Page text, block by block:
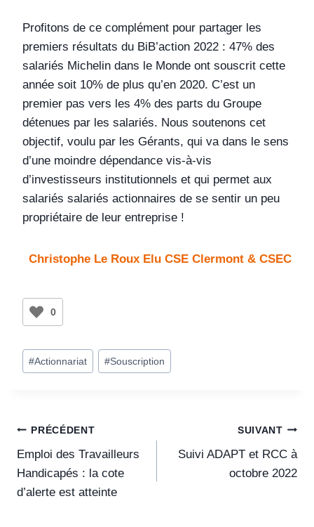
Profitons de ce complément pour partager les
premiers résultats du BiB’action 2022 : 47% des
salariés Michelin dans le Monde ont souscrit cette
année soit 10% de plus qu’en 2020. C’est un
premier pas vers les 4% des parts du Groupe
détenues par les salariés. Nous soutenons cet
objectif, voulu par les Gérants, qui va dans le sens
d’une moindre dépendance vis-à-vis
d’investisseurs institutionnels et qui permet aux
salariés salariés actionnaires de se sentir un peu
propriétaire de leur entreprise !
Christophe Le Roux Elu CSE Clermont & CSEC
0
#Actionnariat #Souscription
PRÉCÉDENT
Emploi des Travailleurs
Handicapés : la cote
d’alerte est atteinte
SUIVANT
Suivi ADAPT et RCC à
octobre 2022